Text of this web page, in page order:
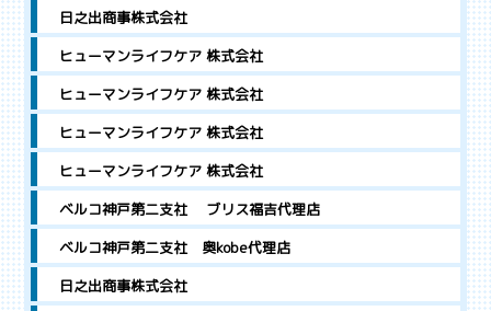
日之出商事株式会社
ヒューマンライフケア 株式会社
ヒューマンライフケア 株式会社
ヒューマンライフケア 株式会社
ヒューマンライフケア 株式会社
ベルコ神戸第二支社 ブリス福吉代理店
ベルコ神戸第二支社 奥kobe代理店
日之出商事株式会社